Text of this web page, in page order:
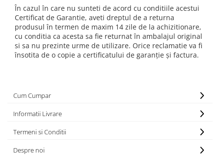
În cazul în care nu sunteti de acord cu conditiile acestui
Certificat de Garantie, aveti dreptul de a returna
produsul în termen de maxim 14 zile de la achizitionare,
cu conditia ca acesta sa fie returnat în ambalajul original
si sa nu prezinte urme de utilizare. Orice reclamatie va fi
însotita de o copie a certificatului de garanție și factura.
Cum Cumpar
Informatii Livrare
Termeni si Conditii
Despre noi